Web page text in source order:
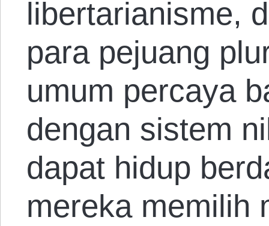
libertarianisme,
para pejuang
umum percaya
dengan sistem
dapat hidup
mereka memilih